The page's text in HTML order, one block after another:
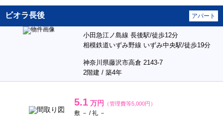
ビオラ長後 アパート
小田急江ノ島線 長後駅/徒歩12分
相模鉄道いずみ野線 いずみ中央駅/徒歩19分
神奈川県藤沢市高倉 2143-7
2階建 / 築4年
5.1 万円 （管理費等5,000円）
敷 － / 礼 －